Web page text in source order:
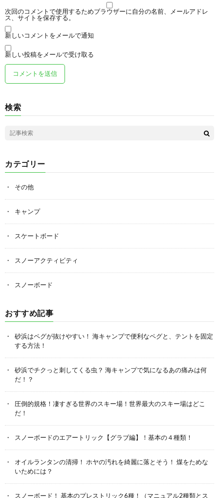
次回のコメントで使用するためブラウザーに自分の名前、メールアドレ
ス、サイトを保存する。
新しいコメントをメールで通知
新しい投稿をメールで受け取る
検索
カテゴリー
その他
キャンプ
スケートボード
スノーアクティビティ
スノーボード
おすすめ記事
砂浜はペグが抜けやすい！ 海キャンプで便利なペグと、テントを固定
する方法！
砂浜でチクっと刺してくる虫？ 海キャンプで気になるあの痛みは何
だ！？
圧倒的規格！凄すぎる世界のスキー場！世界最大のスキー場はどこ
だ！
スノーボードのエアートリック【グラブ編】！基本の４種類！
オイルランタンの清掃！ ホヤの汚れを綺麗に落とそう！ 煤をためな
いためには？
スノーボード！ 基本のプレストリック6種！（マニュアル2種類とス